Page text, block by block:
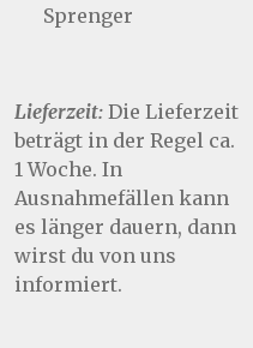
Sprenger
Lieferzeit: Die Lieferzeit
beträgt in der Regel ca.
1 Woche. In
Ausnahmefällen kann
es länger dauern, dann
wirst du von uns
informiert.